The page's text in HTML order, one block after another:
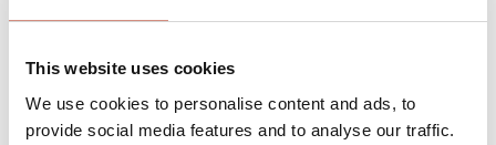
This website uses cookies
We use cookies to personalise content and ads, to
provide social media features and to analyse our traffic.
BESCHREIBUNG